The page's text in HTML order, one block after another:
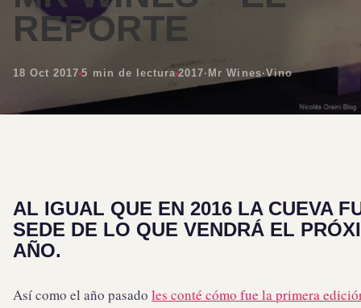
REPORTE
18 Oct 2017 5 min de lectura 2017· Mr Wines·Vino
AL IGUAL QUE EN 2016 LA CUEVA
SEDE DE LO QUE VENDRÁ EL
AÑO.
Así como el año pasado les conté cómo fue la primera